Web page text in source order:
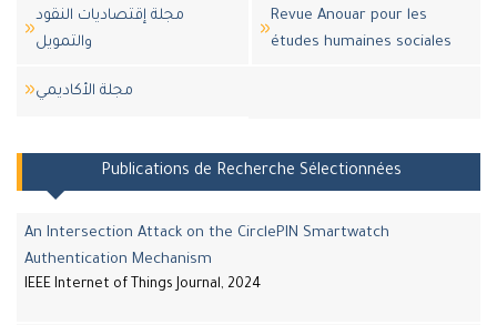
مجلة إقتصاديات النقود
والتمويل
Revue Anouar pour les
études humaines sociales
مجلة اﻷكاديمي
Publications de Recherche Sélectionnées
An Intersection Attack on the CirclePIN Smartwatch
Authentication Mechanism
IEEE Internet of Things Journal, 2024